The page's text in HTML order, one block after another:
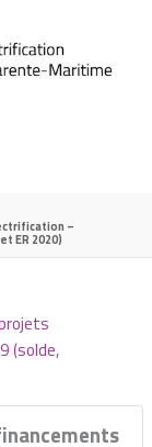
–
ER 2020)
(solde,